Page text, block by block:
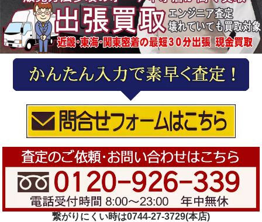
繋がりにくい時は0744-27-3729(本店)